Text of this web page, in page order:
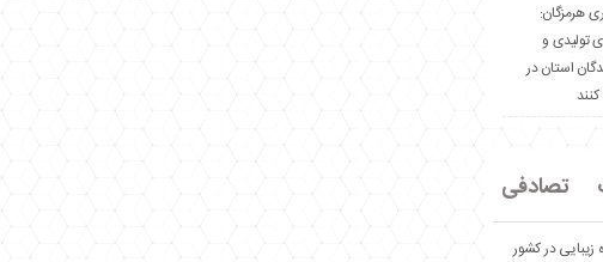
هرمزگان:
تولیدی و
استان در
تصادفی
زیبایی در کشور